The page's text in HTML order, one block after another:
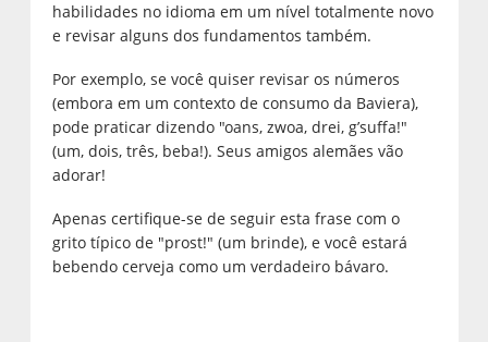
habilidades no idioma em um nível totalmente novo
e revisar alguns dos fundamentos também.
Por exemplo, se você quiser revisar os números
(embora em um contexto de consumo da Baviera),
pode praticar dizendo "oans, zwoa, drei, g’suffa!"
(um, dois, três, beba!). Seus amigos alemães vão
adorar!
Apenas certifique-se de seguir esta frase com o
grito típico de "prost!" (um brinde), e você estará
bebendo cerveja como um verdadeiro bávaro.